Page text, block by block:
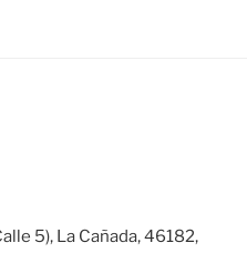
5), La Cañada, 46182,